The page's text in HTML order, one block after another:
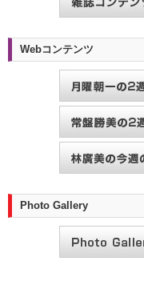
Webコンテンツ
Photo Gallery